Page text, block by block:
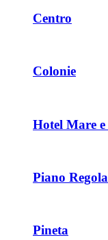
Centro
Colonie
Hotel Mare e
Piano
Pineta